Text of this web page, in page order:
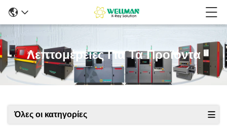
Λεπτομέρειες Για Τα Προϊόντα
Όλες οι κατηγορίες